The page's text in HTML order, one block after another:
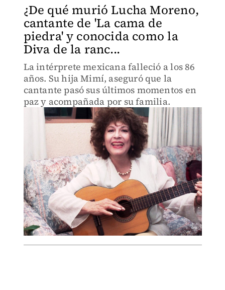
¿De qué murió Lucha Moreno,
cantante de 'La cama de
piedra' y conocida como la
Diva de la ranc...
La intérprete mexicana falleció a los 86
años. Su hija Mimí, aseguró que la
cantante pasó sus últimos momentos en
paz y acompañada por su familia.